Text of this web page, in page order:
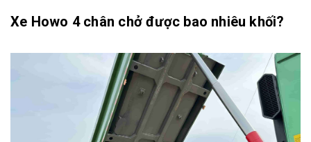
Xe Howo 4 chân chở được bao nhiêu khối?